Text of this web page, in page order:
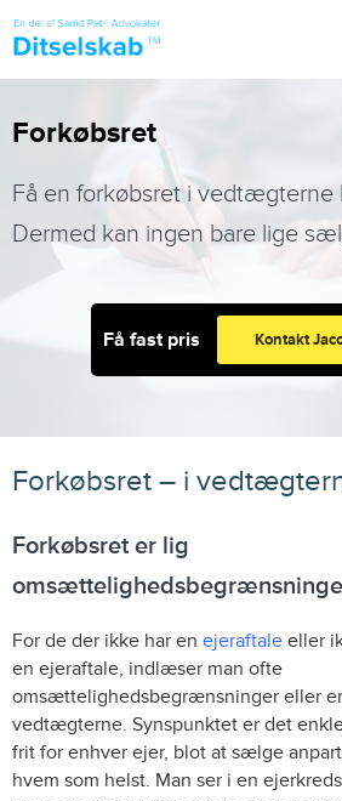
Forkøbsret
Få en forkøbsret i vedtægterne
Dermed kan ingen bare lige
Få fast pris Kontakt
Forkøbsret – i
Forkøbsret er lig
For de der ikke har en ejeraftale eller
en ejeraftale, indlæser man ofte
omsættelighedsbegrænsninger eller
vedtægterne. Synspunktet er det
frit for enhver ejer, blot at sælge
hvem som helst. Man ser i en